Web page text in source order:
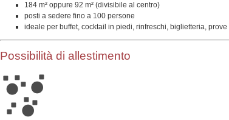
184 m² oppure 92 m² (divisibile al centro)
posti a sedere fino a 100 persone
ideale per buffet, cocktail in piedi, rinfreschi, biglietteria, prove
Possibilità di allestimento